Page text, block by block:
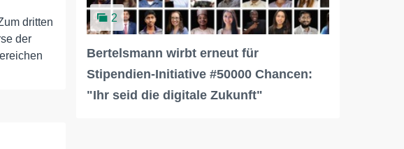
dritten
der
2
Bertelsmann wirbt erneut für
Stipendien-Initiative #50000 Chancen:
"Ihr seid die digitale Zukunft"